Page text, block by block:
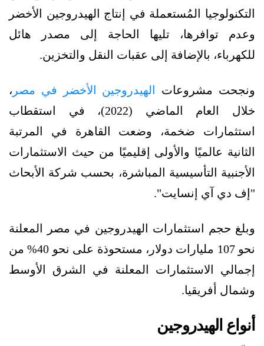
التكنولوجيا المُستعملة في إنتاج الهيدروجين الأخضر
وعدم توافرها، تليها الحاجة إلى مصدر هائل
للكهرباء، بالإضافة إلى عقبات النقل والتخزين.
ونجحت مشروعات الهيدروجين الأخضر في مصر ،
خلال العام الماضي (2022)، في استقطاب
استثمارات ضخمة، وضعت القاهرة في المرتبة
الثانية عالميًا والأولى إقليميًا من حيث الاستثمارات
الأجنبية التأسيسية المباشرة، بحسب شركة الأبحاث
"إف دي آي إنسايت".
وبلغ حجم استثمارات الهيدروجين في مصر المعلنة
نحو 107 مليارات دولار، مستحوذة على نحو 40% من
إجمالي الاستثمارات المعلنة في الشرق الأوسط
وشمال أفريقيا.
أنواع الهيدروجين